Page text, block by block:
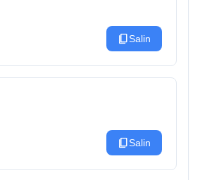
content_copySalin
content_copySalin